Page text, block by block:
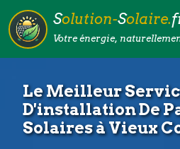
Solution-Solaire.
Votre énergie,
Le Meilleur
D'installation De
Solaires à Vieux